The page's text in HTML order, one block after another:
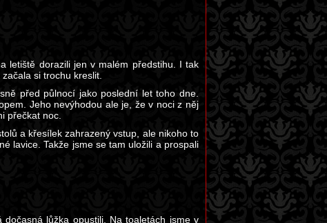
letiště dorazili jen v malém předstihu. I tak
si trochu kreslit.
před půlnocí jako poslední let toho dne.
Jeho nevýhodou ale je, že v noci z něj
přečkat noc.
a křesílek zahrazený vstup, ale nikoho to
lavice. Takže jsme se tam uložili a prospali
lůžka opustili. Na toaletách jsme v